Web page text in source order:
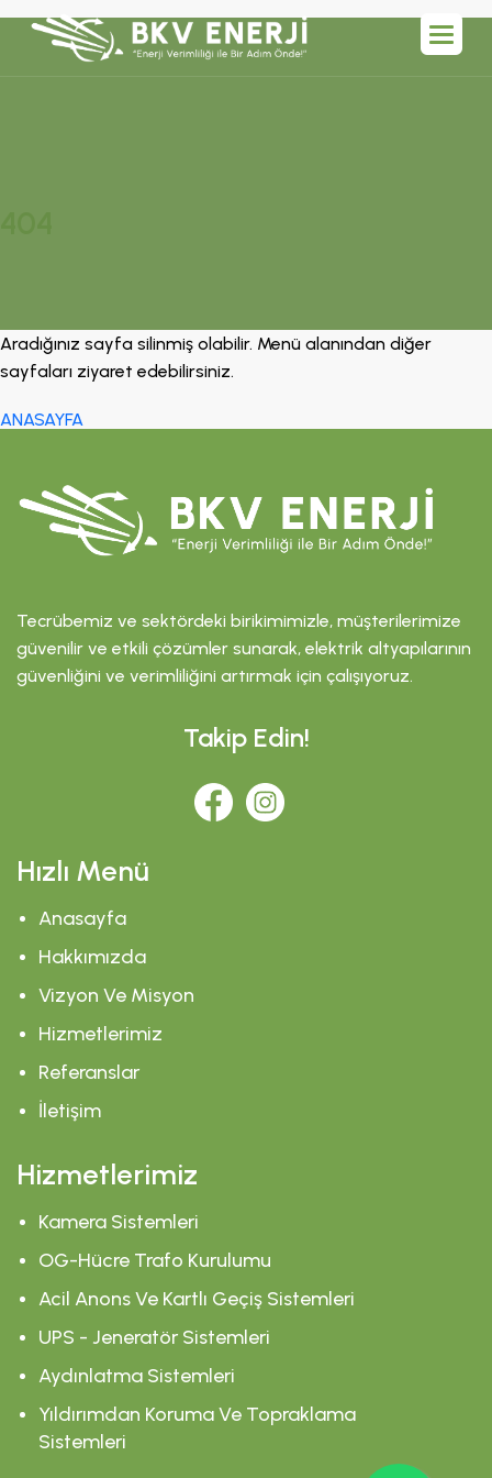
Aradığınız sayfa silinmiş olabilir. Menü alanından diğer
sayfaları ziyaret edebilirsiniz.
ANASAYFA
Tecrübemiz ve sektördeki birikimimizle, müşterilerimize
güvenilir ve etkili çözümler sunarak, elektrik altyapılarının
güvenliğini ve verimliliğini artırmak için çalışıyoruz.
Takip Edin!
Hızlı Menü
Anasayfa
Hakkımızda
Vizyon Ve Misyon
Hizmetlerimiz
Referanslar
İletişim
Hizmetlerimiz
Kamera Sistemleri
OG-Hücre Trafo Kurulumu
Acil Anons Ve Kartlı Geçiş Sistemleri
UPS - Jeneratör Sistemleri
Aydınlatma Sistemleri
Yıldırımdan Koruma Ve Topraklama
Sistemleri